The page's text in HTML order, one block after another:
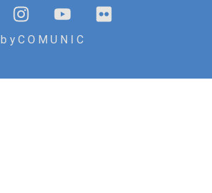
b y C O M U N I C